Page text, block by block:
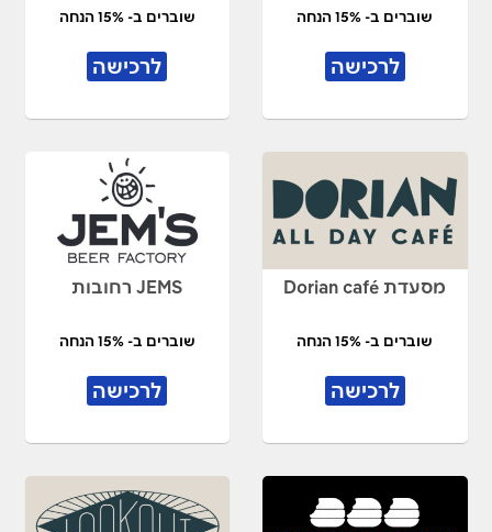
שוברים ב- 15% הנחה
לרכישה
שוברים ב- 15% הנחה
לרכישה
מסעדת Dorian café
שוברים ב- 15% הנחה
לרכישה
JEMS רחובות
שוברים ב- 15% הנחה
לרכישה